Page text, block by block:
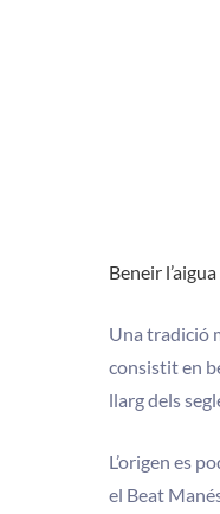
Beneir
Una tradició
consistit en
llarg dels
L’origen es
el Beat